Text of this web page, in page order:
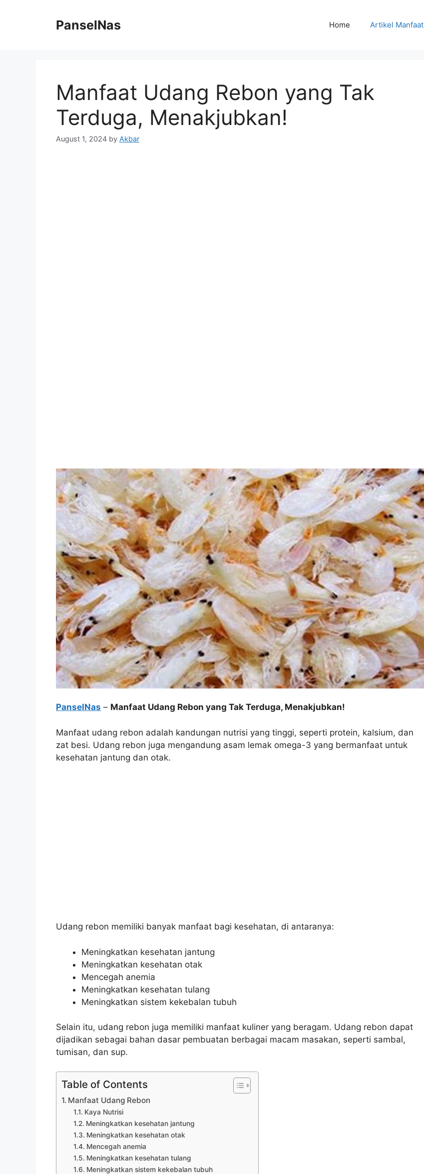
PanselNas Home Artikel Manfaat
Manfaat Udang Rebon yang Tak
Terduga, Menakjubkan!
August 1, 2024 by Akbar
PanselNas – Manfaat Udang Rebon yang Tak Terduga, Menakjubkan!
Manfaat udang rebon adalah kandungan nutrisi yang tinggi, seperti protein, kalsium, dan
zat besi. Udang rebon juga mengandung asam lemak omega-3 yang bermanfaat untuk
kesehatan jantung dan otak.
Udang rebon memiliki banyak manfaat bagi kesehatan, di antaranya:
Meningkatkan kesehatan jantung
Meningkatkan kesehatan otak
Mencegah anemia
Meningkatkan kesehatan tulang
Meningkatkan sistem kekebalan tubuh
Selain itu, udang rebon juga memiliki manfaat kuliner yang beragam. Udang rebon dapat
dijadikan sebagai bahan dasar pembuatan berbagai macam masakan, seperti sambal,
tumisan, dan sup.
Table of Contents
Manfaat Udang Rebon
Kaya Nutrisi
Meningkatkan kesehatan jantung
Meningkatkan kesehatan otak
Mencegah anemia
Meningkatkan kesehatan tulang
Meningkatkan sistem kekebalan tubuh